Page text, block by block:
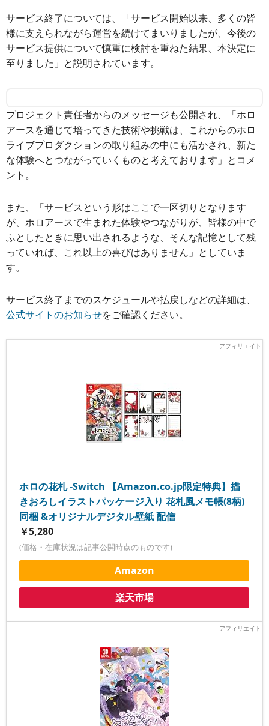
サービス終了については、「サービス開始以来、多くの皆
様に支えられながら運営を続けてまいりましたが、今後の
サービス提供について慎重に検討を重ねた結果、本決定に
至りました」と説明されています。
プロジェクト責任者からのメッセージも公開され、「ホロ
アースを通じて培ってきた技術や挑戦は、これからのホロ
ライブプロダクションの取り組みの中にも活かされ、新た
な体験へとつながっていくものと考えております」とコメ
ント。
また、「サービスという形はここで一区切りとなります
が、ホロアースで生まれた体験やつながりが、皆様の中で
ふとしたときに思い出されるような、そんな記憶として残
っていれば、これ以上の喜びはありません」としていま
す。
サービス終了までのスケジュールや払戻しなどの詳細は、
公式サイトのお知らせをご確認ください。
ホロの花札 -Switch 【Amazon.co.jp限定特典】描
きおろしイラストパッケージ入り 花札風メモ帳(8柄)
同梱 &オリジナルデジタル壁紙 配信
￥5,280
(価格・在庫状況は記事公開時点のものです)
Amazon
楽天市場